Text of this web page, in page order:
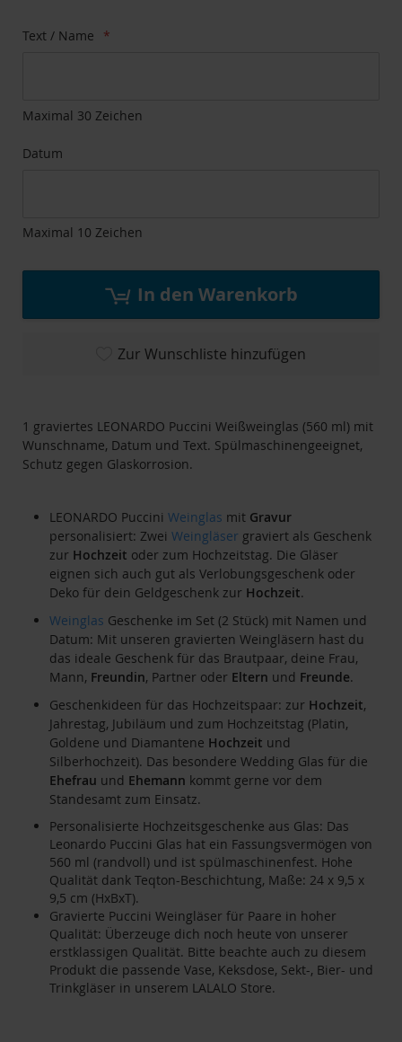
1 graviertes LEONARDO Puccini Weißweinglas (560 ml) mit
Wunschname, Datum und Text. Spülmaschinengeeignet,
Schutz gegen Glaskorrosion.
LEONARDO Puccini Weinglas mit Gravur
personalisiert: Zwei Weingläser graviert als Geschenk
zur Hochzeit oder zum Hochzeitstag. Die Gläser
eignen sich auch gut als Verlobungsgeschenk oder
Deko für dein Geldgeschenk zur Hochzeit.
Weinglas Geschenke im Set (2 Stück) mit Namen und
Datum: Mit unseren gravierten Weingläsern hast du
das ideale Geschenk für das Brautpaar, deine Frau,
Mann, Freundin, Partner oder Eltern und Freunde.
Geschenkideen für das Hochzeitspaar: zur Hochzeit,
Jahrestag, Jubiläum und zum Hochzeitstag (Platin,
Goldene und Diamantene Hochzeit und
Silberhochzeit). Das besondere Wedding Glas für die
Ehefrau und Ehemann kommt gerne vor dem
Standesamt zum Einsatz.
Personalisierte Hochzeitsgeschenke aus Glas: Das
Leonardo Puccini Glas hat ein Fassungsvermögen von
560 ml (randvoll) und ist spülmaschinenfest. Hohe
Qualität dank Teqton-Beschichtung, Maße: 24 x 9,5 x
9,5 cm (HxBxT).
Gravierte Puccini Weingläser für Paare in hoher
Qualität: Überzeuge dich noch heute von unserer
erstklassigen Qualität. Bitte beachte auch zu diesem
Produkt die passende Vase, Keksdose, Sekt-, Bier- und
Trinkgläser in unserem LALALO Store.
Bildgalerie
Zum
springen
Text / Name
Maximal 30 Zeichen
Datum
Maximal 10 Zeichen
In den Warenkorb
Zur Wunschliste hinzufügen